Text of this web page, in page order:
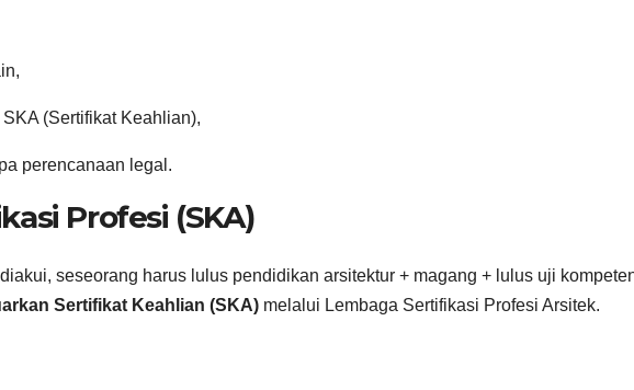
(Sertifikat Keahlian),
perencanaan legal.
Profesi (SKA)
seseorang harus lulus pendidikan arsitektur + magang + lulus uji
Sertifikat Keahlian (SKA) melalui Lembaga Sertifikasi Profesi Arsitek.